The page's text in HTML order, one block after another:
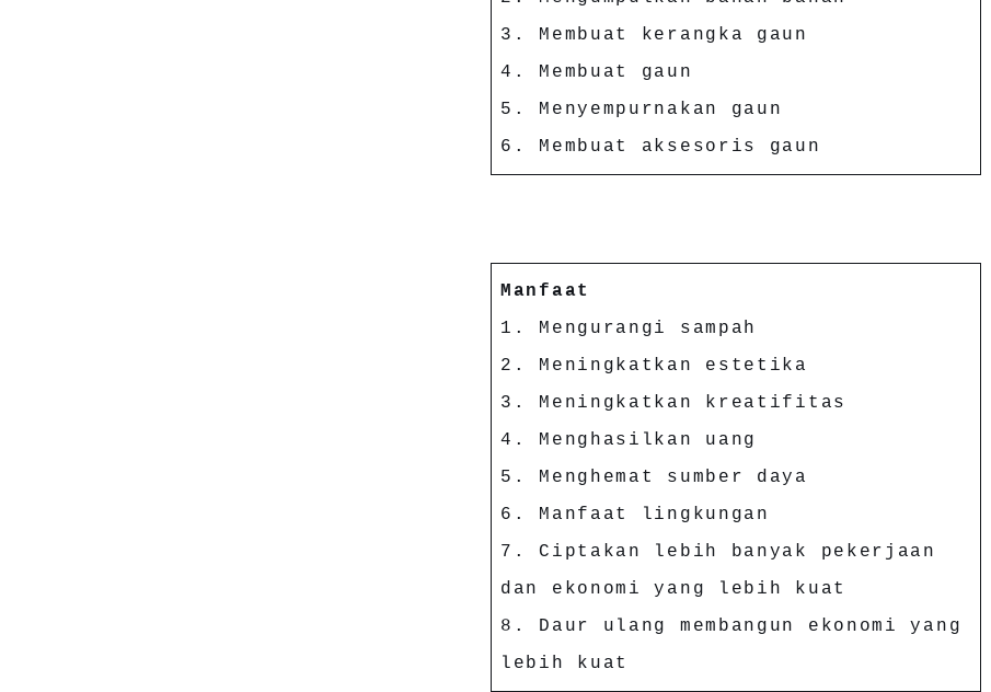
3. Membuat kerangka gaun
4. Membuat gaun
5. Menyempurnakan gaun
6. Membuat aksesoris gaun
Manfaat
1. Mengurangi sampah
2. Meningkatkan estetika
3. Meningkatkan kreatifitas
4. Menghasilkan uang
5. Menghemat sumber daya
6. Manfaat lingkungan
7. Ciptakan lebih banyak pekerjaan
dan ekonomi yang lebih kuat
8. Daur ulang membangun ekonomi yang
lebih kuat